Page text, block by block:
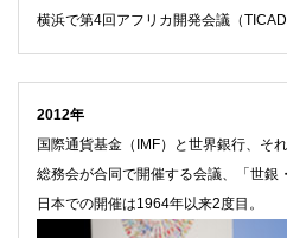
横浜で第4回アフリカ開発会議（TICAD
2012年
国際通貨基金（IMF）と世界銀行、そ
総務会が合同で開催する会議、「世銀
日本での開催は1964年以来2度目。